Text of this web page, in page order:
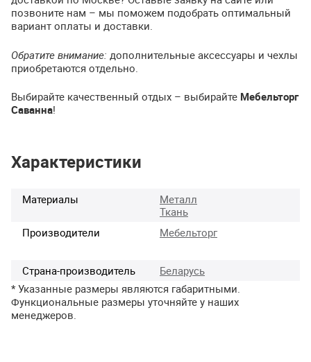
позвоните нам – мы поможем подобрать оптимальный
вариант оплаты и доставки.
Обратите внимание: дополнительные аксессуары и чехлы
приобретаются отдельно.
Выбирайте качественный отдых – выбирайте Мебельторг
Саванна!
Характеристики
Материалы
Металл
Ткань
Производители
Мебельторг
Страна-производитель
Беларусь
* Указанные размеры являются габаритными.
Функциональные размеры уточняйте у наших
менеджеров.